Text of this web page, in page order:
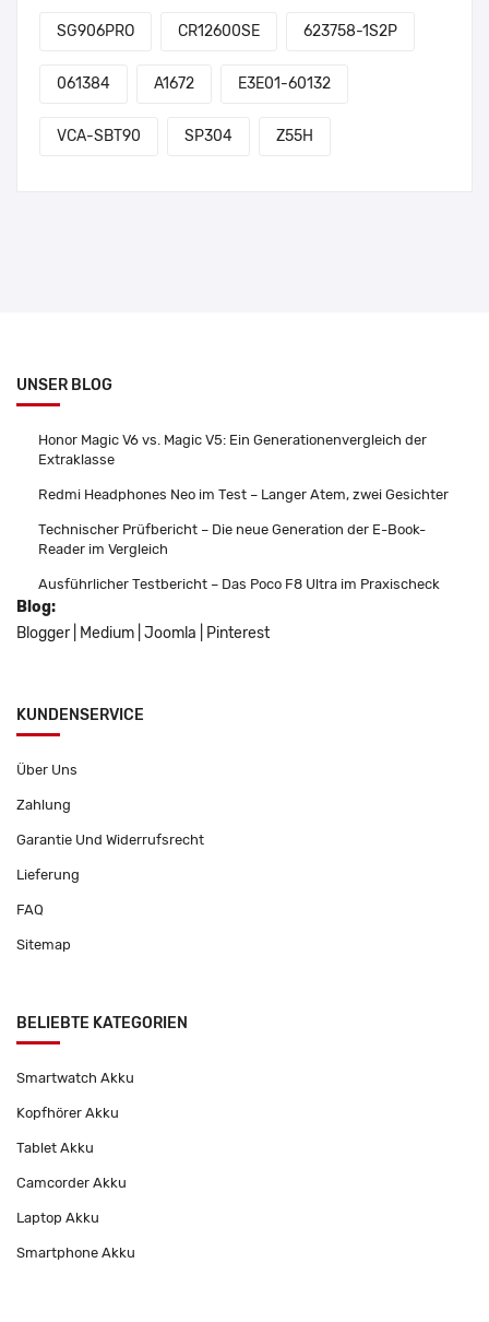
SG906PRO CR12600SE 623758-1S2P
061384 A1672 E3E01-60132
VCA-SBT90 SP304 Z55H
UNSER BLOG
Honor Magic V6 vs. Magic V5: Ein Generationenvergleich der
Extraklasse
Redmi Headphones Neo im Test – Langer Atem, zwei Gesichter
Technischer Prüfbericht – Die neue Generation der E-Book-
Reader im Vergleich
Ausführlicher Testbericht – Das Poco F8 Ultra im Praxischeck
Blog:
Blogger
Medium Joomla Pinterest
KUNDENSERVICE
Über Uns
Zahlung
Garantie Und Widerrufsrecht
Lieferung
FAQ
Sitemap
BELIEBTE KATEGORIEN
Smartwatch Akku
Kopfhörer Akku
Tablet Akku
Camcorder Akku
Laptop Akku
Smartphone Akku